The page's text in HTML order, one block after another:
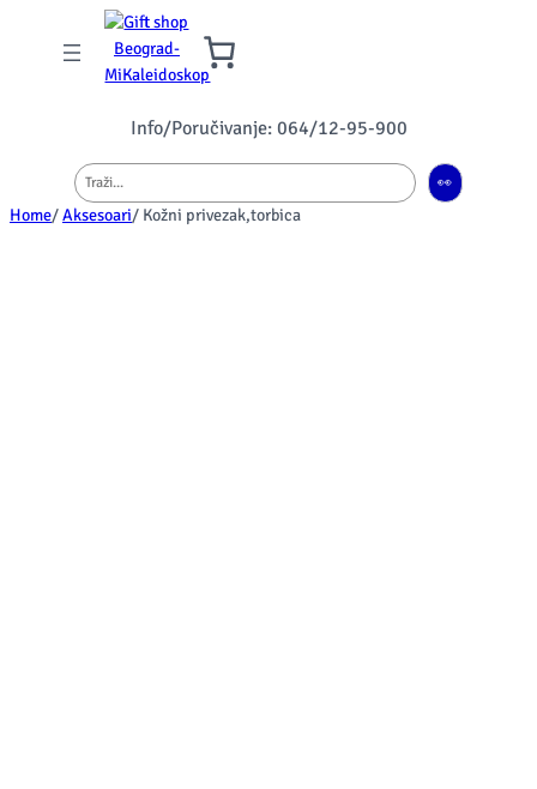
Info/Poručivanje: 064/12-95-900
Pretraga 👀
Home/Aksesoari/ Kožni privezak,torbica